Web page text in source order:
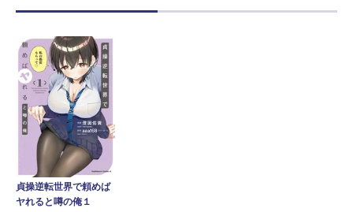
貞操逆転世界で頼めば
ヤれると噂の俺１